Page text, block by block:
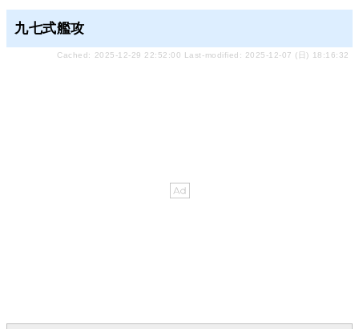
九七式艦攻
Cached: 2025-12-29 22:52:00 Last-modified: 2025-12-07 (日) 18:16:32